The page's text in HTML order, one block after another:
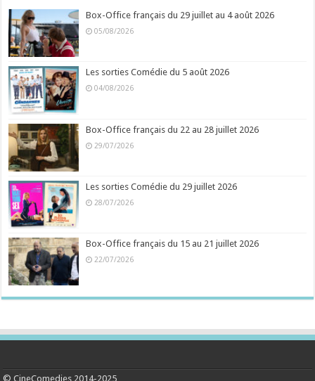
Box-Office français du 29 juillet au 4 août 2026
05/08/2026
Les sorties Comédie du 5 août 2026
04/08/2026
Box-Office français du 22 au 28 juillet 2026
29/07/2026
Les sorties Comédie du 29 juillet 2026
28/07/2026
Box-Office français du 15 au 21 juillet 2026
22/07/2026
© CineComedies 2014-2025